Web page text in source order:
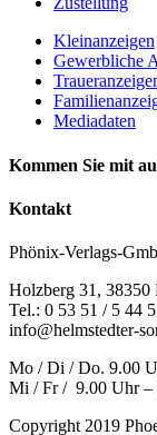
Kleinanzeigen
Gewerbliche
Mediadaten
Kommen Sie mit
Kontakt
Phönix-Verlags-
Holzberg 31, 38350
Tel.: 0 53 51 / 5 44
info@helmstedter-
Mo / Di / Do. 9.00
Mi / Fr / 9.00 Uhr –
Copyright 2019